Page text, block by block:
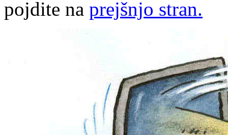
pojdite na prejšnjo stran.